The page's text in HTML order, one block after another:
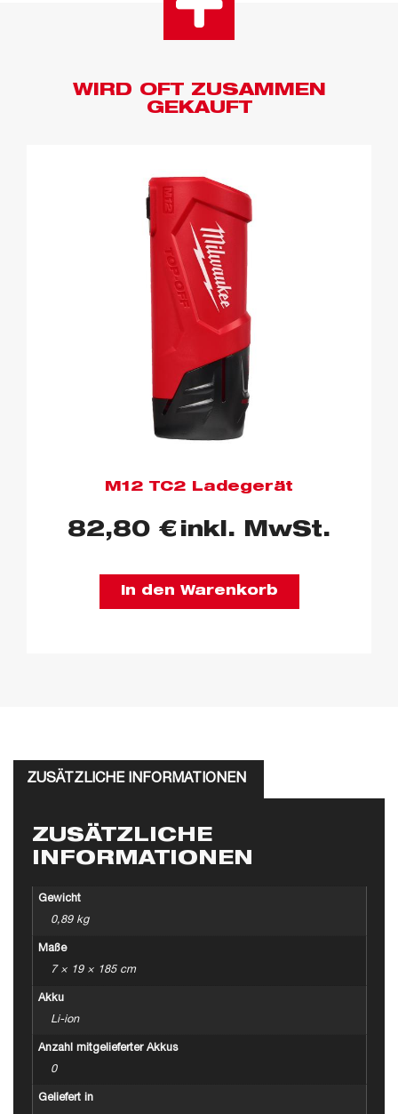
WIRD OFT ZUSAMMEN
GEKAUFT
M12 TC2 Ladegerät
82,80 € inkl. MwSt.
In den Warenkorb
ZUSÄTZLICHE INFORMATIONEN
ZUSÄTZLICHE
INFORMATIONEN
Gewicht
0,89 kg
Maße
7 × 19 × 185 cm
Akku
Li-ion
Anzahl mitgelieferter Akkus
0
Geliefert in